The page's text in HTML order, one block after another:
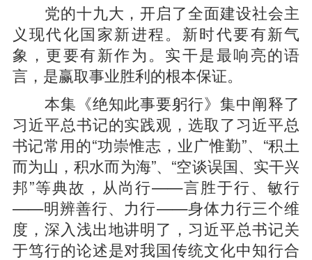
党的十九大，开启了全面建设社会主
义现代化国家新进程。新时代要有新气
象，更要有新作为。实干是最响亮的语
言，是赢取事业胜利的根本保证。
本集《绝知此事要躬行》集中阐释了
习近平总书记的实践观，选取了习近平总
书记常用的“功崇惟志，业广惟勤”、“积土
而为山，积水而为海”、“空谈误国、实干兴
邦”等典故，从尚行——言胜于行、敏行
——明辨善行、力行——身体力行三个维
度，深入浅出地讲明了，习近平总书记关
于笃行的论述是对我国传统文化中知行合